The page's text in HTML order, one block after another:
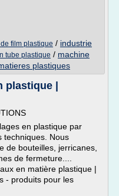
film plastique / industrie
tube plastique / machine
plastiques
|
en plastique par
techniques. Nous
de bouteilles, jerricanes,
de fermeture....
en matière plastique |
- produits pour les